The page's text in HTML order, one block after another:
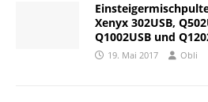
Xenyx 302USB,
Q1002USB und
19. Mai 2017 Obli